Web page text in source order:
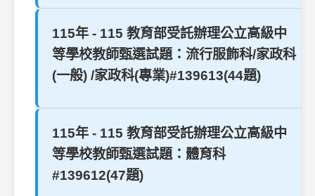
115年 - 115 教育部受託辦理公立高級中
等學校教師甄選試題：流行服飾科/家政科
(一般) /家政科(專業)#139613(44題)
115年 - 115 教育部受託辦理公立高級中
等學校教師甄選試題：體育科
#139612(47題)